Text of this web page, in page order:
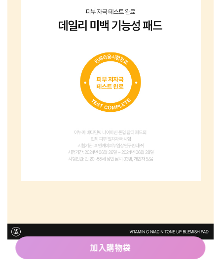
加入購物袋